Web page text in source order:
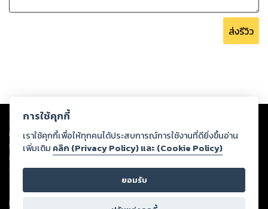
ส่งรีวิว
Copyright © 2026
ต่อผลงานหรือเนื้อหาใดที่อัปโหลดผ่านเว็บไซต์และปรากฏว่าละเมิดสิทธิใน
ทรัพย์สินทางปัญญาของบุคคลอื่นหรือขัดต่อกฎหมายและศีลธรรม ดังนั้น ผู้อ่าน
ทุกท่านโปรดใช้วิจารณญาณในการกลั่นกรองด้วยตนเอง และหากท่านพบว่าส่วน
หนึ่งส่วนใดขัดต่อกฎหมายและศีลธรรม กรุณาแจ้งมายังบริษัท เพื่อทีมงานจะได้
ดำเนินการในทันที ทั้งนี้ ทางสตอรี่ล็อกขอสงวนลิขสิทธิ์ตามพระราชบัญญัติ
ลิขสิทธิ์ พ.ศ. 2537 (ฉบับล่าสุด)
For support: member@ookbee.com
การใช้คุกกี้
เราใช้คุกกี้เพื่อให้ทุกคนได้ประสบการณ์การใช้งานที่ดียิ่งขึ้นอ่าน
เพิ่มเติม คลิก (Privacy Policy) และ (Cookie Policy)
ยอมรับ